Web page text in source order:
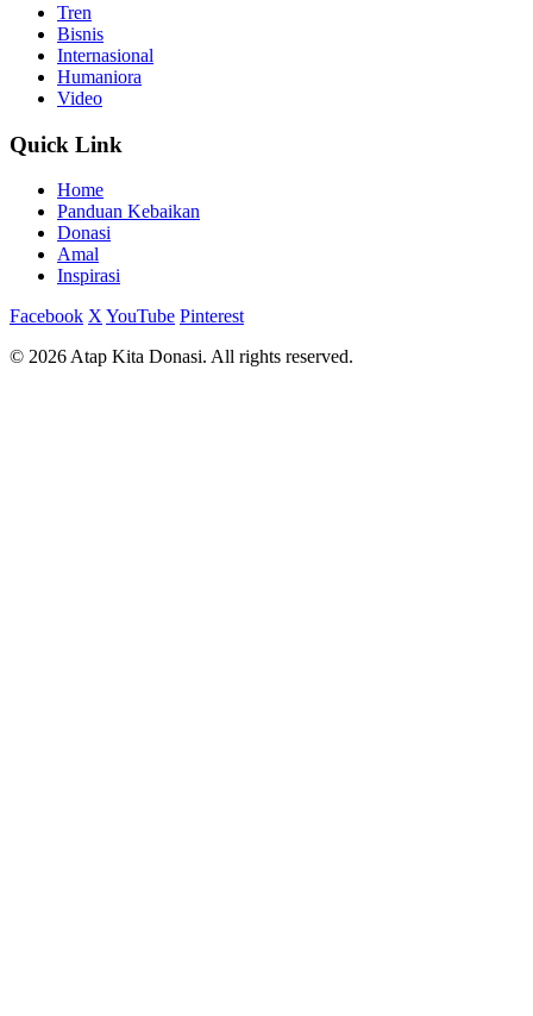
Tren
Bisnis
Internasional
Humaniora
Video
Quick Link
Home
Panduan Kebaikan
Donasi
Amal
Inspirasi
Facebook X YouTube Pinterest
© 2026 Atap Kita Donasi. All rights reserved.